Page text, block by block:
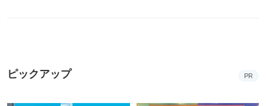
ピックアップ PR